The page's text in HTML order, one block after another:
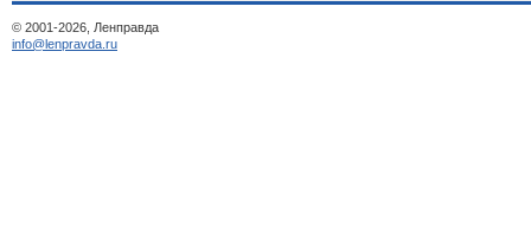
© 2001-2026, Ленправда
info@lenpravda.ru